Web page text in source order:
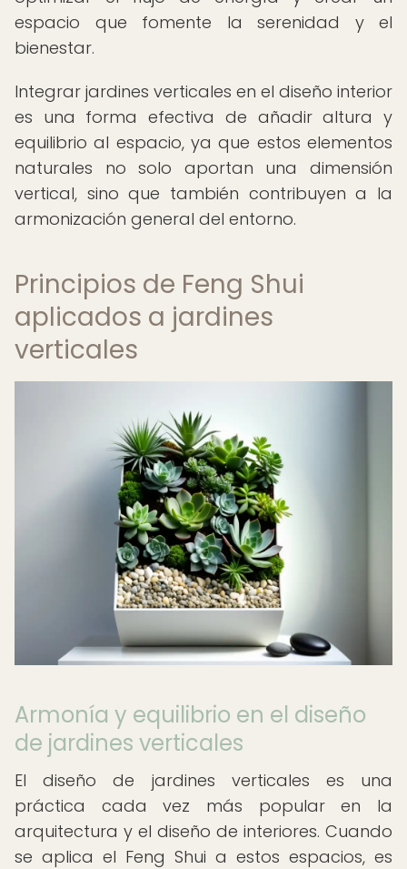
espacio que fomente la serenidad y el
bienestar.
Integrar jardines verticales en el diseño interior
es una forma efectiva de añadir altura y
equilibrio al espacio, ya que estos elementos
naturales no solo aportan una dimensión
vertical, sino que también contribuyen a la
armonización general del entorno.
Principios de Feng Shui
aplicados a jardines
verticales
Armonía y equilibrio en el diseño
de jardines verticales
El diseño de jardines verticales es una
práctica cada vez más popular en la
arquitectura y el diseño de interiores. Cuando
se aplica el Feng Shui a estos espacios, es